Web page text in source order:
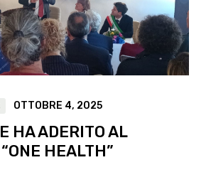
OTTOBRE 4, 2025
HA ADERITO AL
HEALTH”